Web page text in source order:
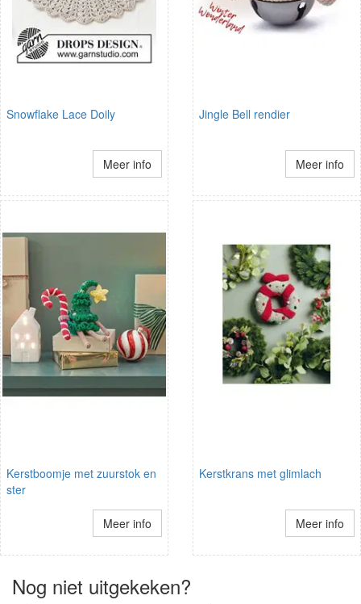
Snowflake Lace Doily
Meer info
Jingle Bell rendier
Meer info
Kerstboomje met zuurstok en
ster
Meer info
Kerstkrans met glimlach
Meer info
Nog niet uitgekeken?